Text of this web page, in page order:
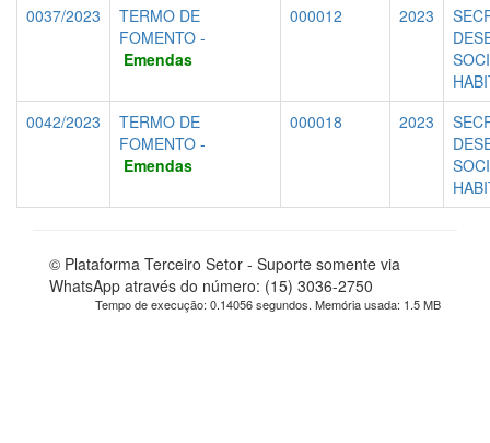
0037/2023
TERMO DE
FOMENTO -
Emendas
000012 2023
0042/2023
TERMO DE
FOMENTO -
Emendas
000018 2023
© Plataforma Terceiro Setor - Suporte somente via
WhatsApp através do número: (15) 3036-2750
Tempo de execução: 0.14056 segundos. Memória usada: 1.5 MB